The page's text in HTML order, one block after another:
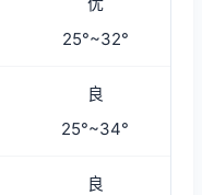
25°~32°
良
25°~34°
良